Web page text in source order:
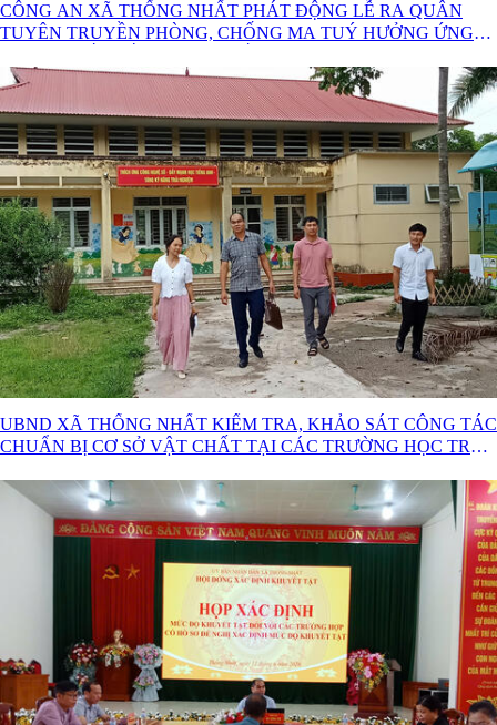
CÔNG AN XÃ THỐNG NHẤT PHÁT ĐỘNG LỄ RA QUÂN
TUYÊN TRUYỀN PHÒNG, CHỐNG MA TUÝ HƯỞNG ỨNG
UBND XÃ THỐNG NHẤT KIỂM TRA, KHẢO SÁT CÔNG TÁC
CHUẨN BỊ CƠ SỞ VẬT CHẤT TẠI CÁC TRƯỜNG HỌC TRÊN